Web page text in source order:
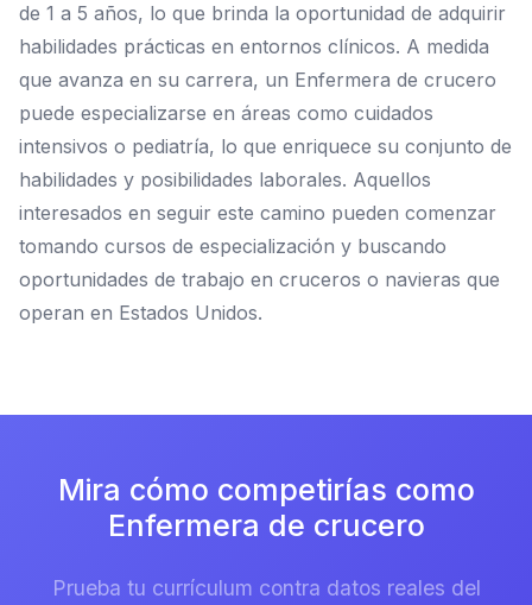
de 1 a 5 años, lo que brinda la oportunidad de adquirir
habilidades prácticas en entornos clínicos. A medida
que avanza en su carrera, un Enfermera de crucero
puede especializarse en áreas como cuidados
intensivos o pediatría, lo que enriquece su conjunto de
habilidades y posibilidades laborales. Aquellos
interesados en seguir este camino pueden comenzar
tomando cursos de especialización y buscando
oportunidades de trabajo en cruceros o navieras que
operan en Estados Unidos.
Mira cómo competirías como
Enfermera de crucero
Prueba tu currículum contra datos reales del